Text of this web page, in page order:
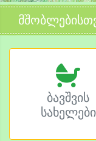
ბავშვის
სახელები